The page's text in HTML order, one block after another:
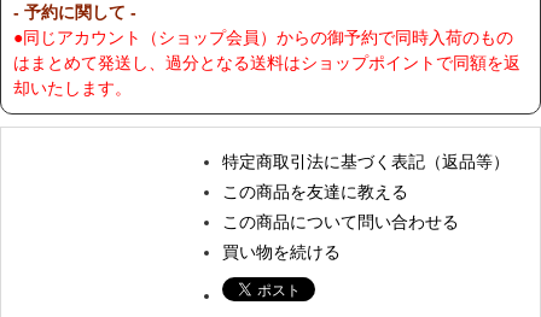
- 予約に関して -
●同じアカウント（ショップ会員）からの御予約で同時入荷のもの
はまとめて発送し、過分となる送料はショップポイントで同額を返
却いたします。
特定商取引法に基づく表記（返品等）
この商品を友達に教える
この商品について問い合わせる
買い物を続ける